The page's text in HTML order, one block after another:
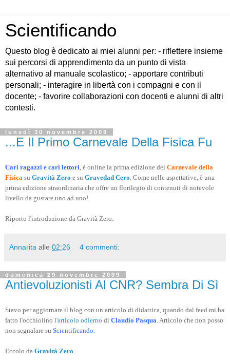
Scientificando
Questo blog è dedicato ai miei alunni per: - riflettere insieme
sui percorsi di apprendimento da un punto di vista
alternativo al manuale scolastico; - apportare contributi
personali; - interagire in libertà con i compagni e con il
docente; - favorire collaborazioni con docenti e alunni di altri
contesti.
lunedì 30 novembre 2009
...E Il Primo Carnevale Della Fisica Fu
Cari ragazzi e cari lettori , è online la prima edizione del Carnevale della
Fisica su Gravità Zero e su Gravedad Cero . Come nelle aspettative, è una
prima edizione straordinaria che offre un florilegio di contenuti di notevole
livello da gustare uno ad uno!
Riporto l'introduzione da Gravità Zero.
Annarita alle 02:26 4 commenti:
domenica 29 novembre 2009
Antievoluzionisti Al CNR? Sembra Di Sì
Stavo per aggiornare il blog con un articolo di didattica, quando dal feed mi ha
fatto l'occhiolino l'articolo odierno di Claudio Pasqua . Articolo che non posso
non segnalare su Scientificando.
Eccolo da Gravità Zero